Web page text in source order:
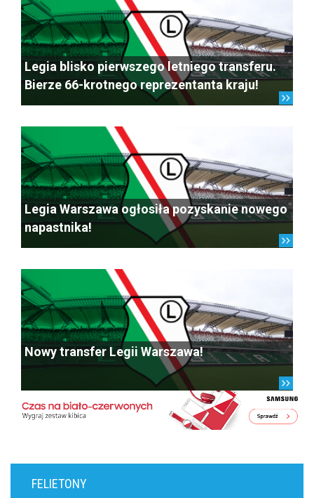
Legia blisko pierwszego letniego transferu.
Bierze 66-krotnego reprezentanta kraju!
Legia Warszawa ogłosiła pozyskanie nowego
napastnika!
Nowy transfer Legii Warszawa!
FELIETONY